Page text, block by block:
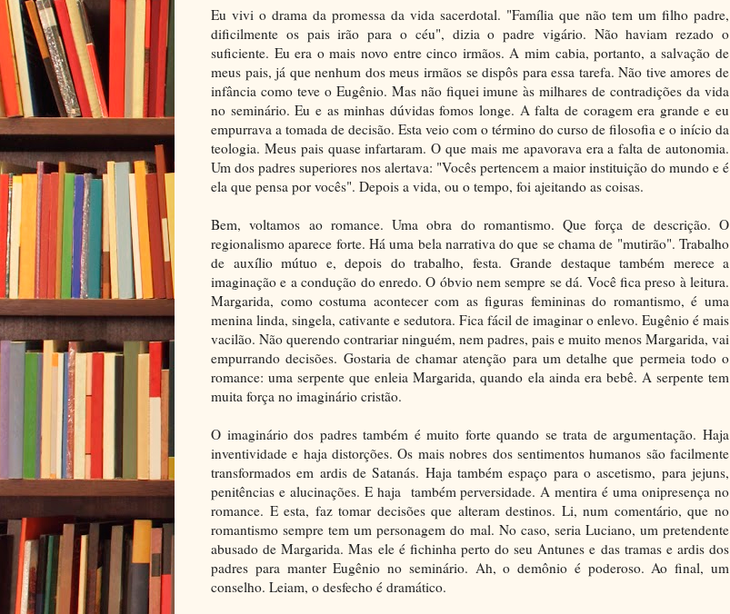
Eu vivi o drama da promessa da vida sacerdotal. "Família que não tem um filho padre,
dificilmente os pais irão para o céu", dizia o padre vigário. Não haviam rezado o
suficiente. Eu era o mais novo entre cinco irmãos. A mim cabia, portanto, a salvação de
meus pais, já que nenhum dos meus irmãos se dispôs para essa tarefa. Não tive amores de
infância como teve o Eugênio. Mas não fiquei imune às milhares de contradições da vida
no seminário. Eu e as minhas dúvidas fomos longe. A falta de coragem era grande e eu
empurrava a tomada de decisão. Esta veio com o término do curso de filosofia e o início da
teologia. Meus pais quase infartaram. O que mais me apavorava era a falta de autonomia.
Um dos padres superiores nos alertava: "Vocês pertencem a maior instituição do mundo e é
ela que pensa por vocês". Depois a vida, ou o tempo, foi ajeitando as coisas.
Bem, voltamos ao romance. Uma obra do romantismo. Que força de descrição. O
regionalismo aparece forte. Há uma bela narrativa do que se chama de "mutirão". Trabalho
de auxílio mútuo e, depois do trabalho, festa. Grande destaque também merece a
imaginação e a condução do enredo. O óbvio nem sempre se dá. Você fica preso à leitura.
Margarida, como costuma acontecer com as figuras femininas do romantismo, é uma
menina linda, singela, cativante e sedutora. Fica fácil de imaginar o enlevo. Eugênio é mais
vacilão. Não querendo contrariar ninguém, nem padres, pais e muito menos Margarida, vai
empurrando decisões. Gostaria de chamar atenção para um detalhe que permeia todo o
romance: uma serpente que enleia Margarida, quando ela ainda era bebê. A serpente tem
muita força no imaginário cristão.
O imaginário dos padres também é muito forte quando se trata de argumentação. Haja
inventividade e haja distorções. Os mais nobres dos sentimentos humanos são facilmente
transformados em ardis de Satanás. Haja também espaço para o ascetismo, para jejuns,
penitências e alucinações. E haja também perversidade. A mentira é uma onipresença no
romance. E esta, faz tomar decisões que alteram destinos. Li, num comentário, que no
romantismo sempre tem um personagem do mal. No caso, seria Luciano, um pretendente
abusado de Margarida. Mas ele é fichinha perto do seu Antunes e das tramas e ardis dos
padres para manter Eugênio no seminário. Ah, o demônio é poderoso. Ao final, um
conselho. Leiam, o desfecho é dramático.